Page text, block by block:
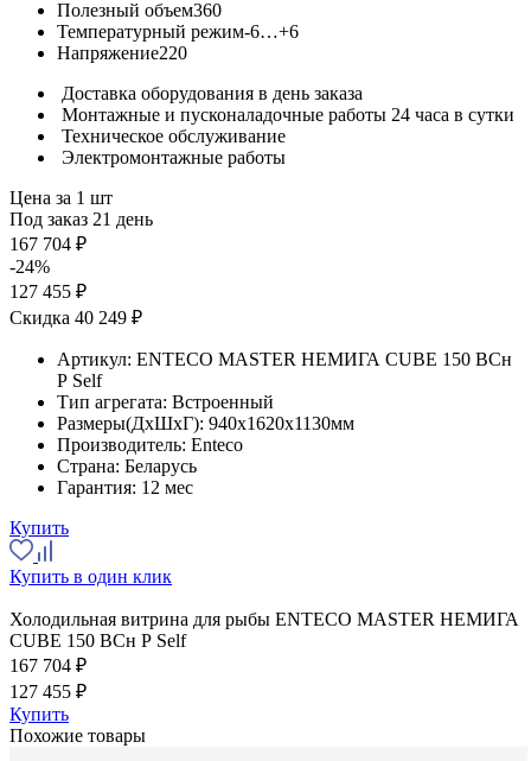
Полезный объем360
Температурный режим-6…+6
Напряжение220
Доставка оборудования в день заказа
Монтажные и пусконаладочные работы 24 часа в сутки
Техническое обслуживание
Электромонтажные работы
Цена за 1 шт
Под заказ 21 день
167 704 ₽
-24%
127 455 ₽
Скидка 40 249 ₽
Артикул: ENTECO MASTER НЕМИГА CUBE 150 ВСн
Р Self
Тип агрегата: Встроенный
Размеры(ДхШхГ): 940x1620x1130мм
Производитель: Enteco
Страна: Беларусь
Гарантия: 12 мес
Купить
Купить в один клик
Холодильная витрина для рыбы ENTECO MASTER НЕМИГА
CUBE 150 ВСн Р Self
167 704 ₽
127 455 ₽
Купить
Похожие товары